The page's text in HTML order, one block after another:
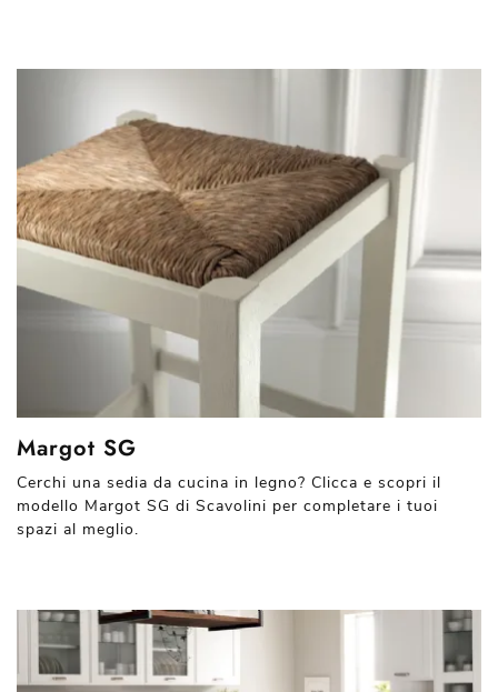
Margot SG
Cerchi una sedia da cucina in legno? Clicca e scopri il
modello Margot SG di Scavolini per completare i tuoi
spazi al meglio.